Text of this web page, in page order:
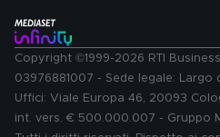
Copyright ©1999-2026 RTI
03976881007 - Sede legale: Largo
Uffici: Viale Europa 46, 20093
int. vers. € 500.000.007 - Gruppo